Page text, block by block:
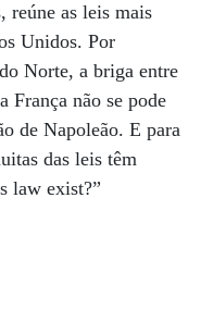
reúne as leis mais
Unidos. Por
Norte, a briga entre
França não se pode
de Napoleão. E para
das leis têm
law exist?”